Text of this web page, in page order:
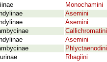
Monochamini
Asemini
Asemini
Callichromatini
Asemini
Phlyctaenodini
Rhagiini